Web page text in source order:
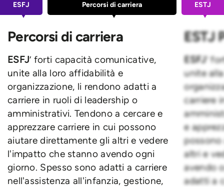
ESFJ Percorsi di carriera ESTJ
Percorsi di carriera
ESFJ’ forti capacità comunicative,
unite alla loro affidabilità e
organizzazione, li rendono adatti a
carriere in ruoli di leadership o
amministrativi. Tendono a cercare e
apprezzare carriere in cui possono
aiutare direttamente gli altri e vedere
l'impatto che stanno avendo ogni
giorno. Spesso sono adatti a carriere
nell'assistenza all'infanzia, gestione,
ESTJ
ESFJ’
unite
carriere
e
altri e
avendo
adatti a